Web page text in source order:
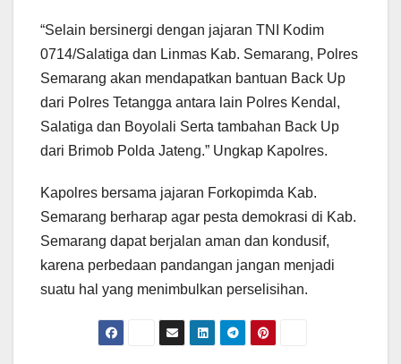
“Selain bersinergi dengan jajaran TNI Kodim
0714/Salatiga dan Linmas Kab. Semarang, Polres
Semarang akan mendapatkan bantuan Back Up
dari Polres Tetangga antara lain Polres Kendal,
Salatiga dan Boyolali Serta tambahan Back Up
dari Brimob Polda Jateng.” Ungkap Kapolres.
Kapolres bersama jajaran Forkopimda Kab.
Semarang berharap agar pesta demokrasi di Kab.
Semarang dapat berjalan aman dan kondusif,
karena perbedaan pandangan jangan menjadi
suatu hal yang menimbulkan perselisihan.